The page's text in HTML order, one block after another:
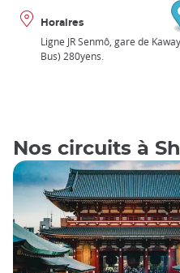
Horaires
Ligne JR Senmô, gare de
Bus) 280yens.
Nos circuits à